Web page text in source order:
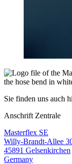
Sie finden uns auch
Anschrift Zentrale
Masterflex SE
Willy-Brandt-Allee
45891 Gelsenkirchen
Germany